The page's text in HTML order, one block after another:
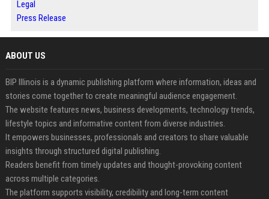
Legal
Press Release
ABOUT US
BIP Illinois is a dynamic publishing platform where information, ideas and
stories come together to create meaningful audience engagement.
The website features news, business developments, technology trends,
lifestyle topics and informative content from diverse industries.
It empowers businesses, professionals and creators to share valuable
insights through structured digital publishing.
Readers benefit from timely updates and thought-provoking content
across multiple categories.
The platform supports visibility, credibility and long-term content